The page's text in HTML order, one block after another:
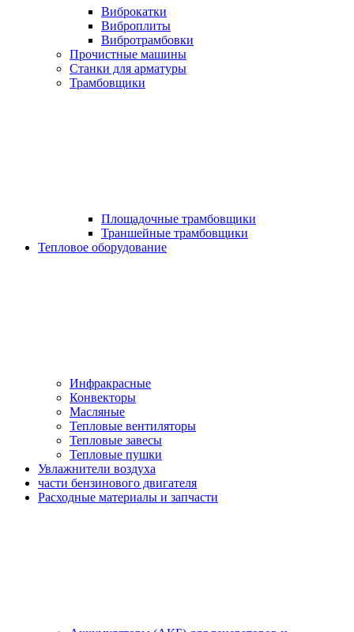
Виброкатки
Виброплиты
Вибротрамбовки
Прочистные машины
Станки для арматуры
Трамбовщики
Площадочные трамбовщики
Траншейные трамбовщики
Тепловое оборудование
Инфракрасные
Конвекторы
Масляные
Тепловые вентиляторы
Тепловые завесы
Тепловые пушки
Увлажнители воздуха
части бензинового двигателя
Расходные материалы и запчасти